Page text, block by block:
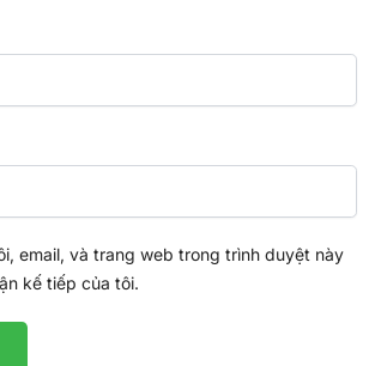
email, và trang web trong trình duyệt này
kế tiếp của tôi.